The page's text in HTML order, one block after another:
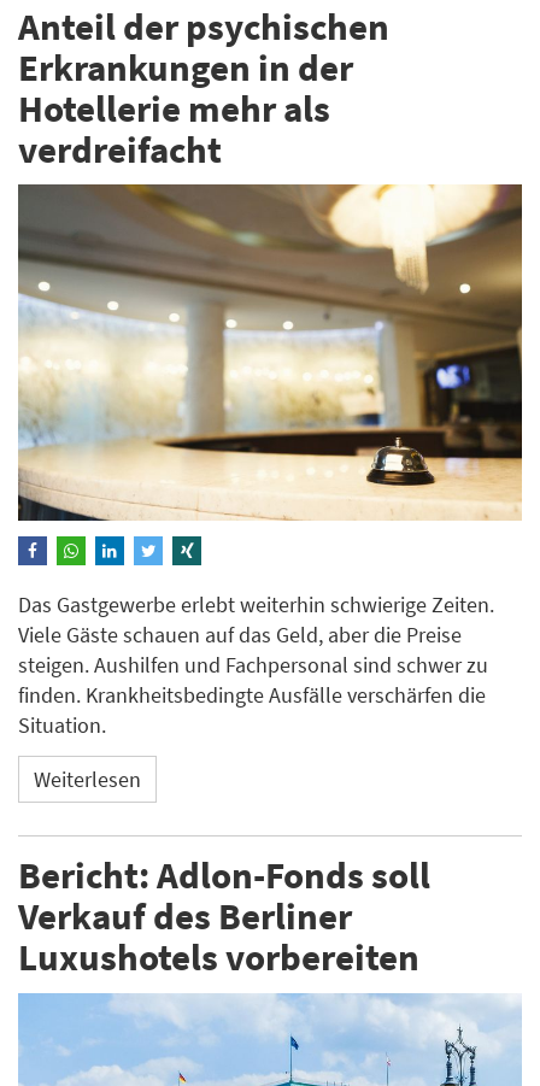
Anteil der psychischen
Erkrankungen in der
Hotellerie mehr als
verdreifacht
Das Gastgewerbe erlebt weiterhin schwierige Zeiten.
Viele Gäste schauen auf das Geld, aber die Preise
steigen. Aushilfen und Fachpersonal sind schwer zu
finden. Krankheitsbedingte Ausfälle verschärfen die
Situation.
Weiterlesen
Bericht: Adlon-Fonds soll
Verkauf des Berliner
Luxushotels vorbereiten